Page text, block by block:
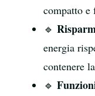
compatto e
🔹
energia
contenere
🔹